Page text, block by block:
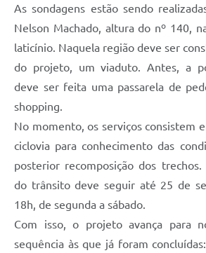
Diário Oficial
Contato
Editais
As sondagens estão sendo
Nelson Machado, altura do nº 140,
laticínio. Naquela região deve ser
do projeto, um viaduto. Antes, a
deve ser feita uma passarela de
shopping.
No momento, os serviços consistem
ciclovia para conhecimento das
posterior recomposição dos
do trânsito deve seguir até 25 de
18h, de segunda a sábado.
Com isso, o projeto avança para
sequência às que já foram